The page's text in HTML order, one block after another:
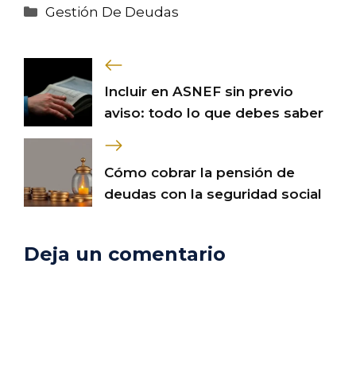
Categorías
Gestión De Deudas
Incluir en ASNEF sin previo
aviso: todo lo que debes saber
Cómo cobrar la pensión de
deudas con la seguridad social
Deja un comentario